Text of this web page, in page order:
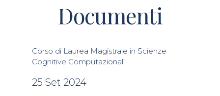
Documenti
Corso di Laurea Magistrale in Scienze
Cognitive Computazionali
25 Set 2024